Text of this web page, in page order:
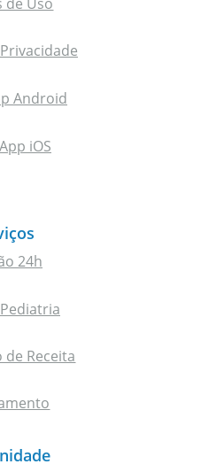
Android
iOS
24h
de Receita